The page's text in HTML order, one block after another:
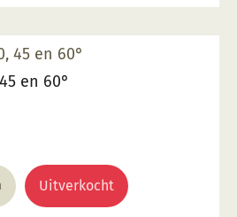
en 60°
Uitverkocht